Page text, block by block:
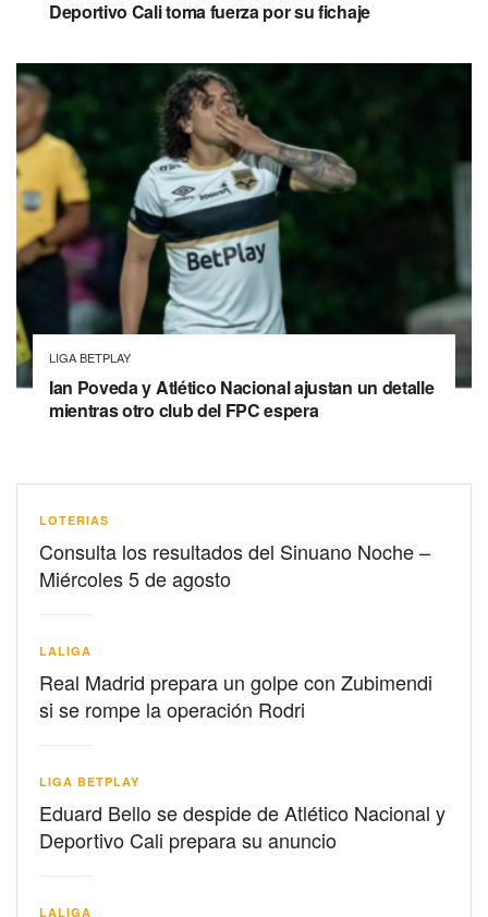
Deportivo Cali toma fuerza por su fichaje
LIGA BETPLAY
Ian Poveda y Atlético Nacional ajustan un detalle
mientras otro club del FPC espera
LOTERIAS
Consulta los resultados del Sinuano Noche –
Miércoles 5 de agosto
LALIGA
Real Madrid prepara un golpe con Zubimendi
si se rompe la operación Rodri
LIGA BETPLAY
Eduard Bello se despide de Atlético Nacional y
Deportivo Cali prepara su anuncio
LALIGA